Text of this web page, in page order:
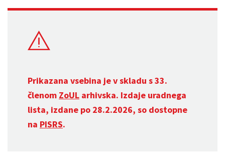
Prikazana vsebina je v skladu s 33.
členom ZoUL arhivska. Izdaje uradnega
lista, izdane po 28.2.2026, so dostopne
na PISRS.